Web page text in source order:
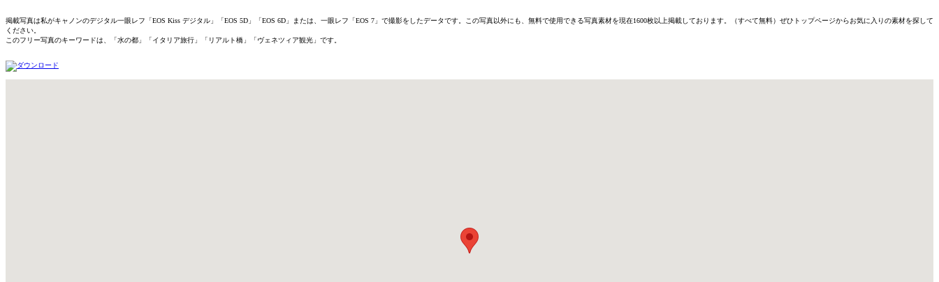
掲載写真は私がキャノンのデジタル一眼レフ「EOS Kiss デジタル」「EOS 5D」「EOS 6D」または、一眼レフ「EOS 7」で撮影をしたデータです。この写真以外にも、無料で使用できる写真素材を現在1600枚以上掲載しております。（すべて無料）ぜひトップページからお気に入りの素材を探して
ください。
このフリー写真のキーワードは、「水の都」「イタリア旅行」「リアルト橋」「ヴェネツィア観光」です。